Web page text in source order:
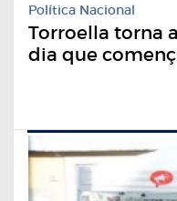
Política Nacional
Torroella torna
dia que